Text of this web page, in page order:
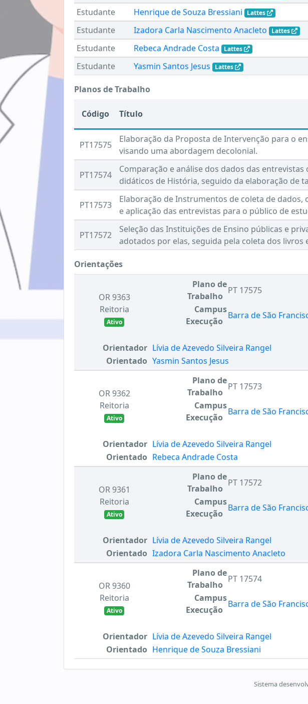
Estudante
Henrique de Souza Bressiani Lattes
Estudante
Izadora Carla Nascimento Anacleto Lattes
Estudante
Rebeca Andrade Costa Lattes
Estudante
Yasmin Santos Jesus Lattes
Planos de Trabalho
Código Título
PT17575
Elaboração da Proposta de Intervenção para o
visando uma abordagem decolonial.
PT17574
Comparação e análise dos dados das
didáticos de História, seguido da elaboração de
PT17573
Elaboração de Instrumentos de coleta de
e aplicação das entrevistas para o público de
PT17572
Seleção das Instituições de Ensino públicas e
adotados por elas, seguida pela coleta dos livros
Orientações
OR 9363
Reitoria
Ativo
Plano de
Trabalho
PT 17575
Campus
Execução
Barra de São
Orientador Lívia de Azevedo Silveira Rangel
Orientado Yasmin Santos Jesus
OR 9362
Reitoria
Ativo
Plano de
Trabalho
PT 17573
Campus
Execução
Barra de São
Orientador Lívia de Azevedo Silveira Rangel
Orientado Rebeca Andrade Costa
OR 9361
Reitoria
Ativo
Plano de
Trabalho
PT 17572
Campus
Execução
Barra de São
Orientador Lívia de Azevedo Silveira Rangel
Orientado Izadora Carla Nascimento Anacleto
OR 9360
Reitoria
Ativo
Plano de
Trabalho
PT 17574
Campus
Execução
Barra de São
Orientador Lívia de Azevedo Silveira Rangel
Orientado Henrique de Souza Bressiani
Sistema